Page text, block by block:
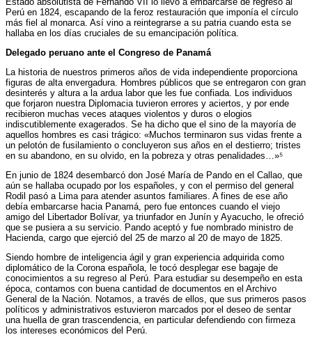
Perú en 1824, escapando de la feroz restauración que imponía el círculo
más fiel al monarca. Así vino a reintegrarse a su patria cuando esta se
hallaba en los días cruciales de su emancipación política.
Delegado peruano ante el Congreso de Panamá
La historia de nuestros primeros años de vida independiente proporciona
figuras de alta envergadura. Hombres públicos que se entregaron con gran
desinterés y altura a la ardua labor que les fue confiada. Los individuos
que forjaron nuestra Diplomacia tuvieron errores y aciertos, y por ende
recibieron muchas veces ataques violentos y duros o elogios
indiscutiblemente exagerados. Se ha dicho que el sino de la mayoría de
aquellos hombres es casi trágico: «Muchos terminaron sus vidas frente a
un pelotón de fusilamiento o concluyeron sus años en el destierro; tristes
en su abandono, en su olvido, en la pobreza y otras penalidades…»⁵
En junio de 1824 desembarcó don José María de Pando en el Callao, que
aún se hallaba ocupado por los españoles, y con el permiso del general
Rodil pasó a Lima para atender asuntos familiares. A fines de ese año
debía embarcarse hacia Panamá, pero fue entonces cuando el viejo
amigo del Libertador Bolívar, ya triunfador en Junín y Ayacucho, le ofreció
que se pusiera a su servicio. Pando aceptó y fue nombrado ministro de
Hacienda, cargo que ejerció del 25 de marzo al 20 de mayo de 1825.
Siendo hombre de inteligencia ágil y gran experiencia adquirida como
diplomático de la Corona española, le tocó desplegar ese bagaje de
conocimientos a su regreso al Perú. Para estudiar su desempeño en esta
época, contamos con buena cantidad de documentos en el Archivo
General de la Nación. Notamos, a través de ellos, que sus primeros pasos
políticos y administrativos estuvieron marcados por el deseo de sentar
una huella de gran trascendencia, en particular defendiendo con firmeza
los intereses económicos del Perú.